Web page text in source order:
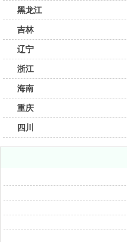
黑龙江
吉林
辽宁
浙江
海南
重庆
四川